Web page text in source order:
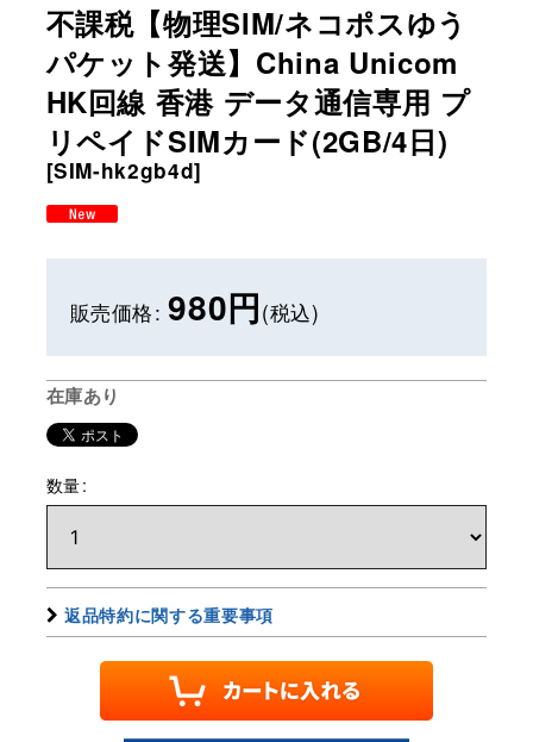
不課税【物理SIM/ネコポスゆう
パケット発送】China Unicom
HK回線 香港 データ通信専用 プ
リペイドSIMカード(2GB/4日)
[SIM-hk2gb4d]
販売価格: 980円(税込)
在庫あり
数量:
返品特約に関する重要事項